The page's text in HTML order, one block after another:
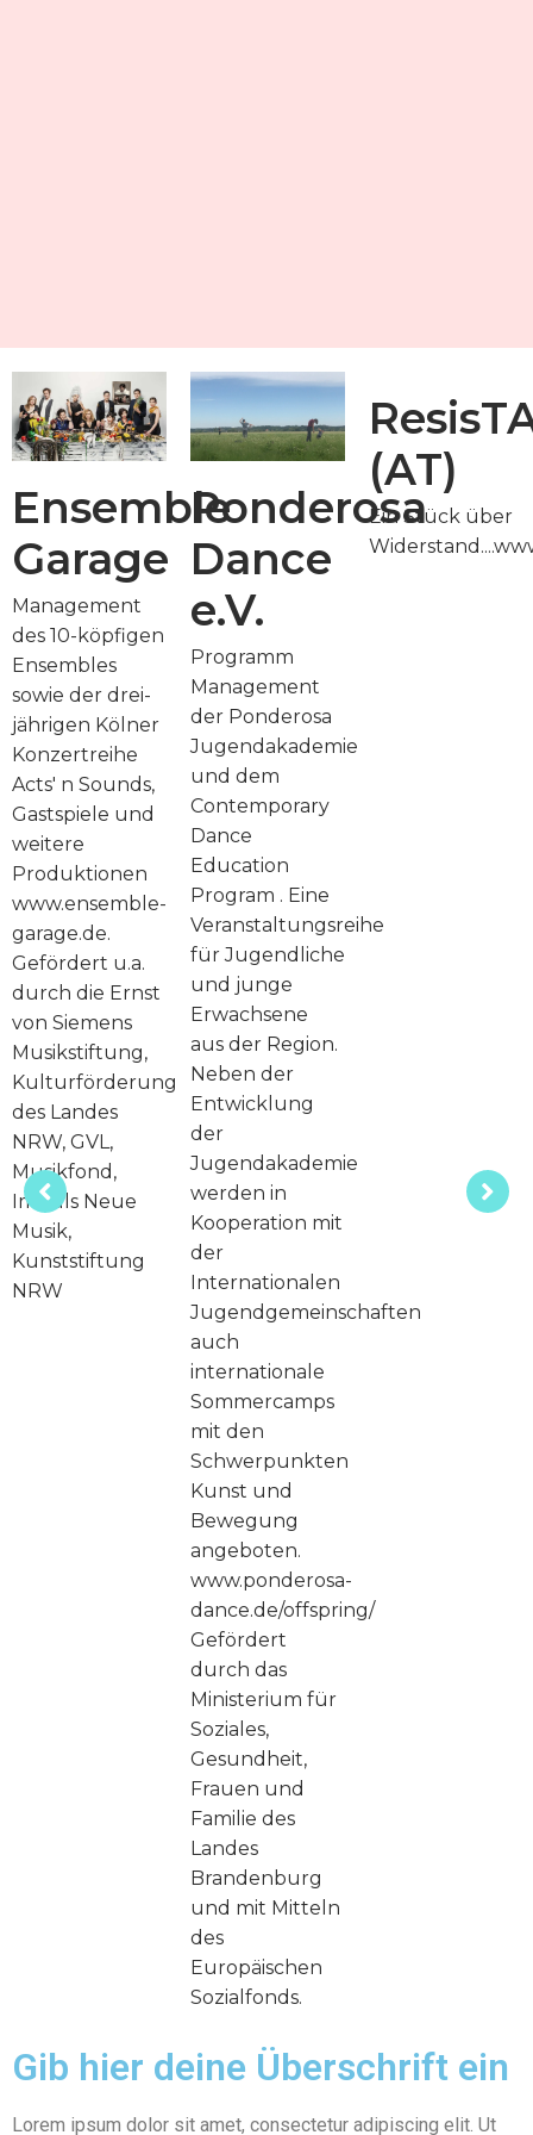
Ensemble
Garage
Management
des 10-köpfigen
Ensembles
sowie der drei-
jährigen Kölner
Konzertreihe
Acts' n Sounds,
Gastspiele und
weitere
Produktionen
www.ensemble-
garage.de.
Gefördert u.a.
durch die Ernst
von Siemens
Musikstiftung,
Kulturförderung
des Landes
NRW, GVL,
Musikfond,
Impuls Neue
Musik,
Kunststiftung
NRW
Ponderosa
Dance
e.V.
Programm
Management
der Ponderosa
Jugendakademie
und dem
Contemporary
Dance
Education
Program . Eine
Veranstaltungsreihe
für Jugendliche
und junge
Erwachsene
aus der Region.
Neben der
Entwicklung
der
Jugendakademie
werden in
Kooperation mit
der
Internationalen
Jugendgemeinschaften
auch
internationale
Sommercamps
mit den
Schwerpunkten
Kunst und
Bewegung
angeboten.
www.ponderosa-
dance.de/offspring/
Gefördert
durch das
Ministerium für
Soziales,
Gesundheit,
Frauen und
Familie des
Landes
Brandenburg
und mit Mitteln
des
Europäischen
Sozialfonds.
(AT)
Ein Stück über
Gib hier deine Überschrift ein
Lorem ipsum dolor sit amet, consectetur adipiscing elit. Ut